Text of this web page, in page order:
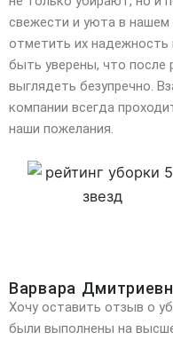
свежести и уюта в нашем
отметить их
быть уверены, что после
выглядеть безупречно.
компании всегда
наши пожелания.
Варвара
Хочу оставить отзыв о
были выполнены на